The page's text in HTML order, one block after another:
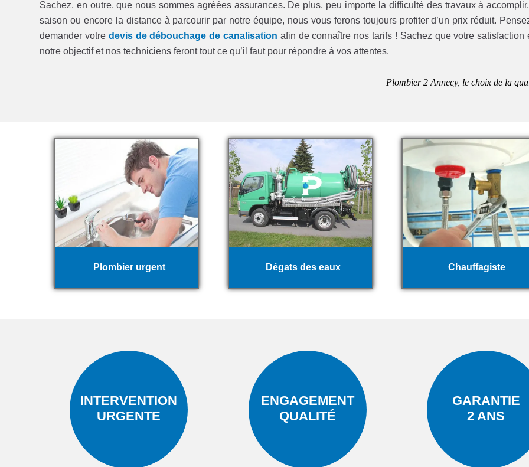
Sachez, en outre, que nous sommes agréées assurances. De plus, peu importe la difficulté des travaux à
saison ou encore la distance à parcourir par notre équipe, nous vous ferons toujours profiter d’un prix réduit.
demander votre devis de débouchage de canalisation afin de connaître nos tarifs ! Sachez que votre satisfaction
notre objectif et nos techniciens feront tout ce qu’il faut pour répondre à vos attentes.
Plombier 2 Annecy, le choix de la
Plombier urgent Dégats des eaux Chauffagiste
INTERVENTION
URGENTE
ENGAGEMENT
QUALITÉ
GARANTIE
2 ANS